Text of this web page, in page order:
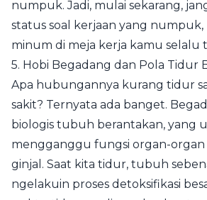
numpuk. Jadi, mulai sekarang,
status soal kerjaan yang numpuk,
minum di meja kerja kamu selalu
5. Hobi Begadang dan Pola Tidur
Apa hubungannya kurang tidur
sakit? Ternyata ada banget.
biologis tubuh berantakan, yang
mengganggu fungsi organ-
ginjal. Saat kita tidur, tubuh
ngelakuin proses detoksifikasi